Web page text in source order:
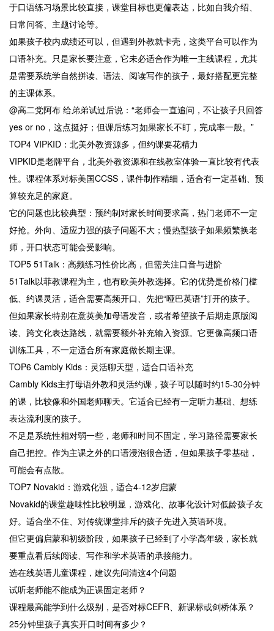
于口语练习场景比较直接，课堂目标也更偏表达，比如自我介绍、
日常问答、主题讨论等。
如果孩子校内成绩还可以，但遇到外教就卡壳，这类平台可以作为
口语补充。只是家长要注意，它未必适合作为唯一主线课程，尤其
是需要系统学自然拼读、语法、阅读写作的孩子，最好搭配更完整
的主课体系。
@高二党阿布 给弟弟试过后说：“老师会一直追问，不让孩子只回答
yes or no，这点挺好；但课后练习如果家长不盯，完成率一般。”
TOP4 VIPKID：北美外教资源多，但约课要花精力
VIPKID是老牌平台，北美外教资源和在线教室体验一直比较有代表
性。课程体系对标美国CCSS，课件制作精细，适合有一定基础、预
算较充足的家庭。
它的问题也比较典型：预约制对家长时间要求高，热门老师不一定
好抢。外向、适应力强的孩子问题不大；慢热型孩子如果频繁换老
师，开口状态可能会受影响。
TOP5 51Talk：高频练习性价比高，但需关注口音与进阶
51Talk以菲教课程为主，也有欧美外教选择。它的优势是价格门槛
低、约课灵活，适合需要高频开口、先把“哑巴英语”打开的孩子。
但如果家长特别在意英美加母语发音，或者希望孩子后期走原版阅
读、跨文化表达路线，就需要额外补充输入资源。它更像高频口语
训练工具，不一定适合所有家庭做长期主课。
TOP6 Cambly Kids：灵活聊天型，适合口语补充
Cambly Kids主打母语外教和灵活约课，孩子可以随时约15-30分钟
的课，比较像和外国老师聊天。它适合已经有一定听力基础、想练
表达流利度的孩子。
不足是系统性相对弱一些，老师和时间不固定，学习路径需要家长
自己把控。作为主课之外的口语浸泡很合适，但如果孩子零基础，
可能会有点散。
TOP7 Novakid：游戏化强，适合4-12岁启蒙
Novakid的课堂趣味性比较明显，游戏化、故事化设计对低龄孩子友
好。适合坐不住、对传统课堂排斥的孩子先进入英语环境。
但它更偏启蒙和初级阶段，如果孩子已经到了小学高年级，家长就
要重点看后续阅读、写作和学术英语的承接能力。
选在线英语儿童课程，建议先问清这4个问题
试听老师能不能成为正课固定老师？
课程最高能学到什么级别，是否对标CEFR、新课标或剑桥体系？
25分钟里孩子真实开口时间有多少？